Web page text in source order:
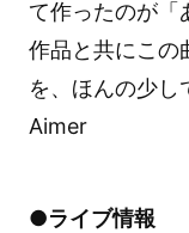
て作ったのが「
作品と共にこの
を、ほんの少
Aimer
●ライブ情報